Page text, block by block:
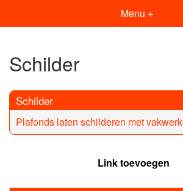
Menu +
Schilder
Schilder
Plafonds laten schilderen met vakwerk
Link toevoegen